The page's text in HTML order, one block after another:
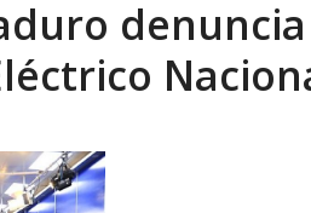
el Minister... AGOSTO 6, 2026
denuncia